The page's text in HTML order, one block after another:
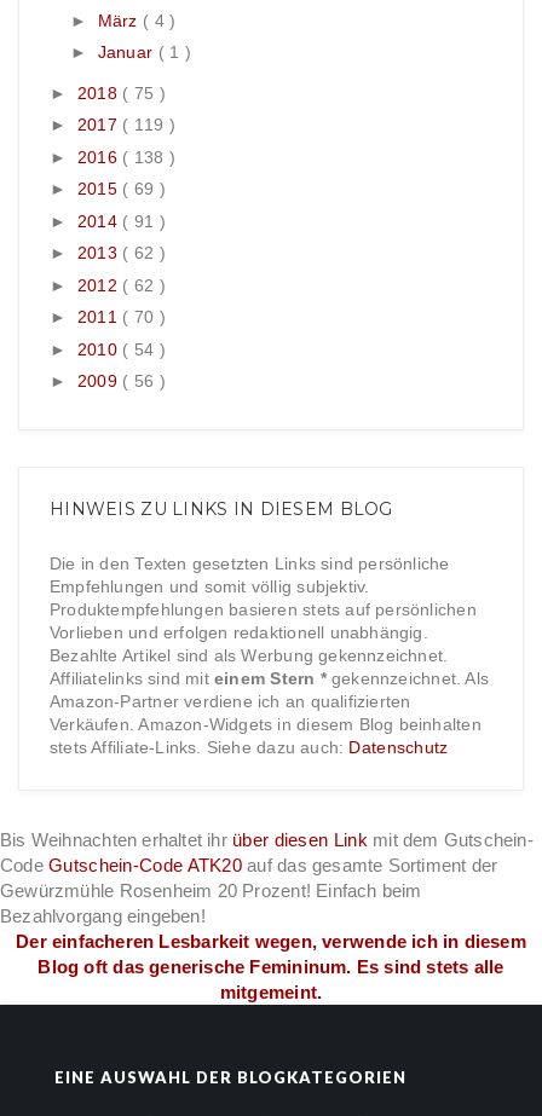
► März ( 4 )
► Januar ( 1 )
► 2018 ( 75 )
► 2017 ( 119 )
► 2016 ( 138 )
► 2015 ( 69 )
► 2014 ( 91 )
► 2013 ( 62 )
► 2012 ( 62 )
► 2011 ( 70 )
► 2010 ( 54 )
► 2009 ( 56 )
HINWEIS ZU LINKS IN DIESEM BLOG
Die in den Texten gesetzten Links sind persönliche
Empfehlungen und somit völlig subjektiv.
Produktempfehlungen basieren stets auf persönlichen
Vorlieben und erfolgen redaktionell unabhängig.
Bezahlte Artikel sind als Werbung gekennzeichnet.
Affiliatelinks sind miteinem Stern *gekennzeichnet. Als
Amazon-Partner verdiene ich an qualifizierten
Verkäufen. Amazon-Widgets in diesem Blog beinhalten
stets Affiliate-Links. Siehe dazu auch: Datenschutz
Bis Weihnachten erhaltet ihr über diesen Link mit dem Gutschein-
CodeGutschein-Code ATK20 auf das gesamte Sortiment der
Gewürzmühle Rosenheim 20 Prozent! Einfach beim
Bezahlvorgang eingeben!
Der einfacheren Lesbarkeit wegen, verwende ich in diesem
Blog oft das generische Femininum. Es sind stets alle
mitgemeint.
EINE AUSWAHL DER BLOGKATEGORIEN